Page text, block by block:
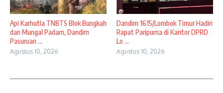
Api Karhutla TNBTS Blok Bungkah
dan Mungal Padam, Dandim
Pasuruan ...
Agustus 10, 2026
Dandim 1615/Lombok Timur Hadiri
Rapat Paripurna di Kantor DPRD
Lo ...
Agustus 10, 2026